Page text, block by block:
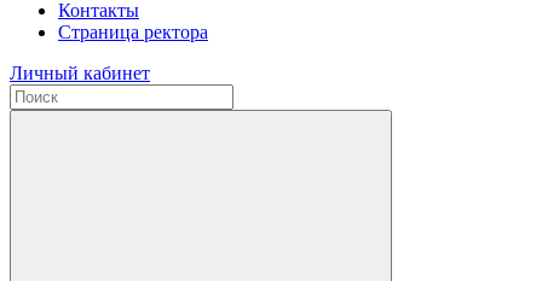
Контакты
Страница ректора
Личный кабинет